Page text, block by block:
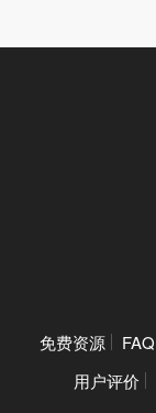
免费资源 FAQ
用户评价